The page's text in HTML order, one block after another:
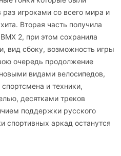
игроками со всего мира и
Вторая часть получила
2, при этом сохранила
вид сбоку, возможность игры
очередь продолжение
видами велосипедов,
и техники,
десятками треков
поддержки русского
спортивных аркад останутся